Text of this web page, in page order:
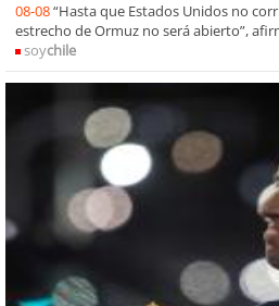
08-08“Hasta que Estados Unidos no
estrecho de Ormuz no será abierto”,
soychile